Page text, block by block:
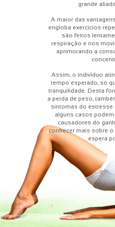
grande
A maior das
engloba exercícios
são feitos
respiração e nos
aprimorando a
Assim, o indivíduo
tempo esperado, só
tranquilidade. Desta
a perda de peso,
sintomas do estresse
alguns casos
causadores do
conhecer mais sobre o
espera